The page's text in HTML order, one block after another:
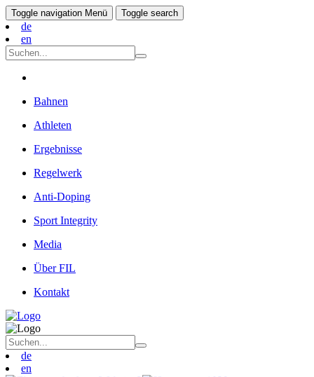
Toggle navigation Menü Toggle search
de
en
Bahnen
Athleten
Ergebnisse
Regelwerk
Anti-Doping
Sport Integrity
Media
Über FIL
Kontakt
de
en